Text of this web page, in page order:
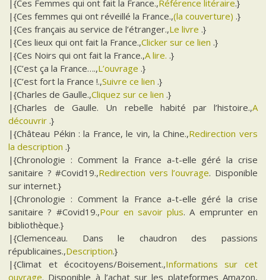
|{Ces Femmes qui ont fait la France.,Référence litéraire.}
|{Ces femmes qui ont réveillé la France.,(la couverture) .}
|{Ces français au service de l’étranger.,Le livre .}
|{Ces lieux qui ont fait la France.,Clicker sur ce lien .}
|{Ces Noirs qui ont fait la France.,A lire. .}
|{C’est ça la France….,L’ouvrage .}
|{C’est fort la France !.,Suivre ce lien .}
|{Charles de Gaulle.,Cliquez sur ce lien .}
|{Charles de Gaulle. Un rebelle habité par l’histoire.,A
découvrir .}
|{Château Pékin : la France, le vin, la Chine.,Redirection vers
la description .}
|{Chronologie : Comment la France a-t-elle géré la crise
sanitaire ? #Covid19.,Redirection vers l’ouvrage. Disponible
sur internet.}
|{Chronologie : Comment la France a-t-elle géré la crise
sanitaire ? #Covid19.,Pour en savoir plus. A emprunter en
bibliothèque.}
|{Clemenceau. Dans le chaudron des passions
républicaines.,Description.}
|{Climat et écocitoyens/Boisement.,Informations sur cet
ouvrage. Disponible à l’achat sur les plateformes Amazon,